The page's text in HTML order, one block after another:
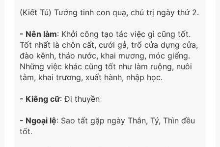
(Kiết Tú) Tướng tinh con quạ, chủ trị ngày thứ 2.
- Nên làm: Khởi công tạo tác việc gì cũng tốt.
Tốt nhất là chôn cất, cưới gả, trổ cửa dựng cửa,
đào kênh, tháo nước, khai mương, móc giếng.
Những việc khác cũng tốt như làm ruộng, nuôi
tằm, khai trương, xuất hành, nhập học.
- Kiêng cữ: Đi thuyền
- Ngoại lệ: Sao tất gặp ngày Thân, Tý, Thìn đều
tốt.